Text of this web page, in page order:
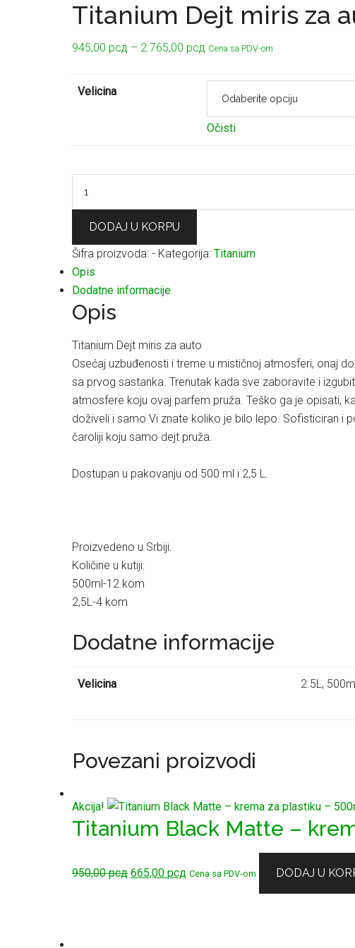
Titanium Dejt miris za
945,00 рсд – 2.765,00 рсд Raspon
od
945,00 рсд
do
Cena sa PDV-om
Velicina
Očisti
miris
auto
količina
DODAJ U KORPU
Šifra proizvoda: - Kategorija: Titanium
Opis
Dodatne informacije
Opis
Titanium Dejt miris za auto
Osećaj uzbuđenosti i treme u mističnoj atmosferi, onaj
sa prvog sastanka. Trenutak kada sve zaboravite i
atmosfere koju ovaj parfem pruža. Teško ga je opisati,
doživeli i samo Vi znate koliko je bilo lepo. Sofisticiran i
čaroliji koju samo dejt pruža.
Dostupan u pakovanju od 500 ml i 2,5 L.
Proizvedeno u Srbiji.
Količine u kutiji:
500ml-12 kom
2,5L-4 kom
Dodatne informacije
Velicina 2.5L,
Povezani proizvodi
Akcija!
Titanium Black Matte –
950,00рсд cena
665,00 рсдcena
Cena sa PDV-om DODAJ U